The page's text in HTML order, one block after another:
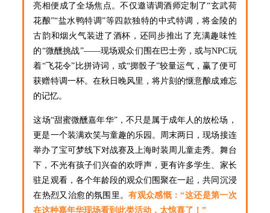
亮相便成了全场焦点。不仅邀请调酒师定制了“玄武荷
花酿”“盐水鸭特调”等四款独特的中式特调，将金陵的
古韵和烟火气装进了酒杯，还同步推出了充满趣味性
的“微醺挑战”——现场观众们围在巴士旁，或与NPC玩
着“飞花令”比拼诗词，或“掷骰子”较量运气，赢了便可
获赠特调一杯。在秋日晚风里，将片刻的惬意酿成难忘
的记忆。
这场“甜蜜微醺嘉年华”，不只是属于成年人的放松场，
更是一个装满欢笑与童趣的乐园。周末两日，现场接连
举办了宝可梦线下对战赛及上海时装周儿童走秀。舞台
下，不光有孩子们兴奋的欢呼声，更有许多学生、家长
驻足观看，各个年龄段的观众们围聚在一起，共同沉浸
在热烈又治愈的氛围里。有观众感慨：“这还是第一次
在这种嘉年华现场看到此类活动，太惊喜了！”